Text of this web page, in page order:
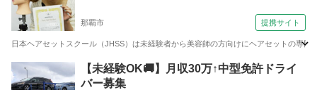
那覇市 提携サイト
日本ヘアセットスクール（JHSS）は未経験者から美容師の方向けにヘアセットの専
那覇市 ヘアメイク
【未経験OK🚚】月収30万↑中型免許ドライ
バー募集